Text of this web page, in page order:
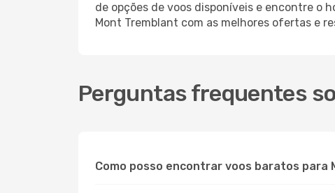
de opções de voos disponíveis e encontre o
Mont Tremblant com as melhores ofertas e
Perguntas frequentes
Como posso encontrar voos baratos para